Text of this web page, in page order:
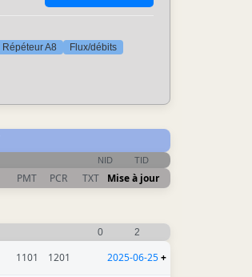
Répéteur A8 Flux/débits
NID TID
PMT PCR TXT Mise à jour
0 2
1101 1201 2025-06-25+